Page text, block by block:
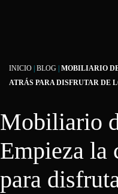
INICIO BLOG MOBILIARIO
ATRÁS PARA DISFRUTAR DE
Mobiliario
Empieza la
para